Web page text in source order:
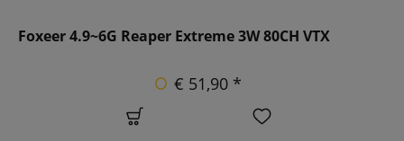
Foxeer 4.9~6G Reaper Extreme 3W 80CH VTX
€ 51,90 *